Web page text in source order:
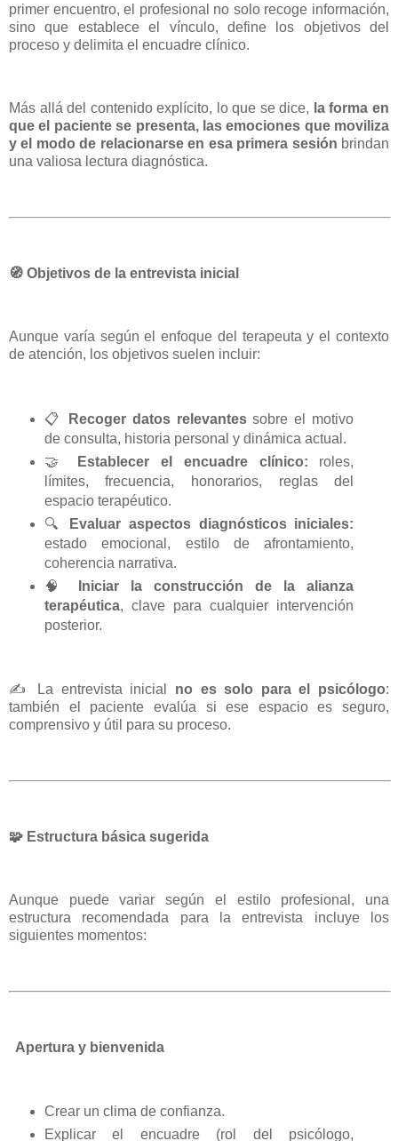
primer encuentro, el profesional no solo recoge información,
sino que establece el vínculo, define los objetivos del
proceso y delimita el encuadre clínico.
Más allá del contenido explícito, lo que se dice, la forma en
que el paciente se presenta, las emociones que moviliza
y el modo de relacionarse en esa primera sesión brindan
una valiosa lectura diagnóstica.
🧭 Objetivos de la entrevista inicial
Aunque varía según el enfoque del terapeuta y el contexto
de atención, los objetivos suelen incluir:
📋 Recoger datos relevantessobre el motivo
de consulta, historia personal y dinámica actual.
🤝
Establecer el encuadre clínico: roles,
límites, frecuencia, honorarios, reglas del
espacio terapéutico.
🔍
Evaluar aspectos diagnósticos iniciales:
estado emocional, estilo de afrontamiento,
coherencia narrativa.
🧠
Iniciar la construcción de la alianza
terapéutica, clave para cualquier intervención
posterior.
✍️ La entrevista inicial no es solo para el psicólogo:
también el paciente evalúa si ese espacio es seguro,
comprensivo y útil para su proceso.
🧩 Estructura básica sugerida
Aunque puede variar según el estilo profesional, una
estructura recomendada para la entrevista incluye los
siguientes momentos:
Apertura y bienvenida
Crear un clima de confianza.
Explicar el encuadre (rol del psicólogo,